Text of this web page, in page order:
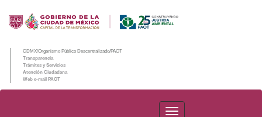
CDMX/Organismo Público Descentralizado/PAOT
Transparencia
Trámites y Servicios
Atención Ciudadana
Web e-mail PAOT
PAOT